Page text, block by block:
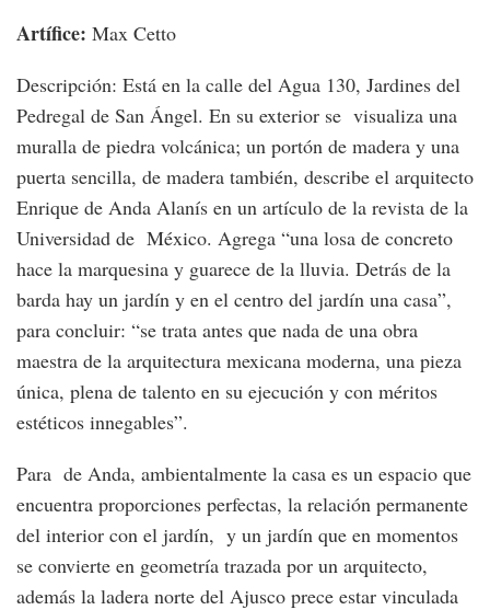
Artífice: Max Cetto
Descripción: Está en la calle del Agua 130, Jardines del
Pedregal de San Ángel. En su exterior se visualiza una
muralla de piedra volcánica; un portón de madera y una
puerta sencilla, de madera también, describe el arquitecto
Enrique de Anda Alanís en un artículo de la revista de la
Universidad de México. Agrega “una losa de concreto
hace la marquesina y guarece de la lluvia. Detrás de la
barda hay un jardín y en el centro del jardín una casa”,
para concluir: “se trata antes que nada de una obra
maestra de la arquitectura mexicana moderna, una pieza
única, plena de talento en su ejecución y con méritos
estéticos innegables”.
Para de Anda, ambientalmente la casa es un espacio que
encuentra proporciones perfectas, la relación permanente
del interior con el jardín, y un jardín que en momentos
se convierte en geometría trazada por un arquitecto,
además la ladera norte del Ajusco prece estar vinculada